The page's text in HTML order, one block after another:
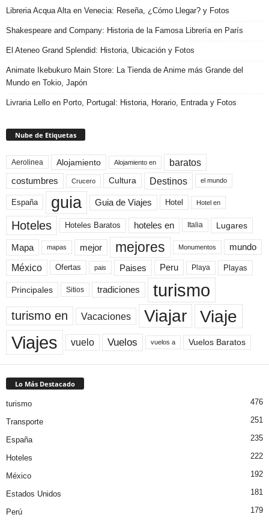
Libreria Acqua Alta en Venecia: Reseña, ¿Cómo Llegar? y Fotos
Shakespeare and Company: Historia de la Famosa Librería en París
El Ateneo Grand Splendid: Historia, Ubicación y Fotos
Animate Ikebukuro Main Store: La Tienda de Anime más Grande del
Mundo en Tokio, Japón
Livraria Lello en Porto, Portugal: Historia, Horario, Entrada y Fotos
Nube de Etiquetas
Aerolinea Alojamiento Alojamiento en baratos
costumbres Crucero Cultura Destinos el mundo
España guia Guia de Viajes Hotel Hotel en
Hoteles Hoteles Baratos hoteles en Italia Lugares
Mapa mapas mejor mejores Monumentos mundo
México Ofertas pais Paises Peru Playa Playas
Principales Sitios tradiciones turismo
turismo en Vacaciones Viajar Viaje
Viajes vuelo Vuelos vuelos a Vuelos Baratos
Lo Más Destacado
turismo 476
Transporte 251
España 235
Hoteles 222
México 192
Estados Unidos 181
Perú 179